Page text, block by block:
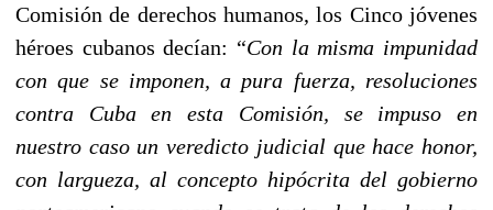
Comisión de derechos humanos, los Cinco jóvenes
héroes cubanos decían: “Con la misma impunidad
con que se imponen, a pura fuerza, resoluciones
contra Cuba en esta Comisión, se impuso en
nuestro caso un veredicto judicial que hace honor,
con largueza, al concepto hipócrita del gobierno